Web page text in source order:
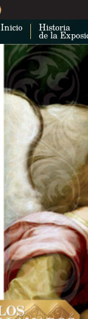
Inicio Historia
de la